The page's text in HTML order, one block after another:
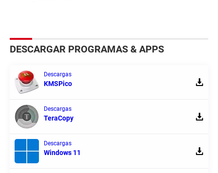
DESCARGAR PROGRAMAS & APPS
Descargas
KMSPico
Descargas
TeraCopy
Descargas
Windows 11